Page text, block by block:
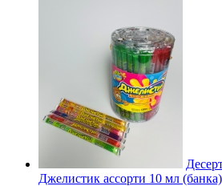
Джелистик ассорти 10 мл (банка)